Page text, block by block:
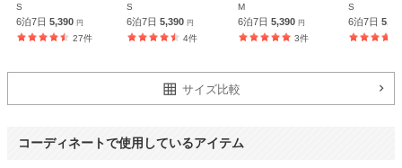
S
6泊7日 5,390 円
27件
S
6泊7日5,390円
4件
M
6泊7日 5,390 円
3件
S
6泊7日
サイズ比較
コーディネートで使用しているアイテム